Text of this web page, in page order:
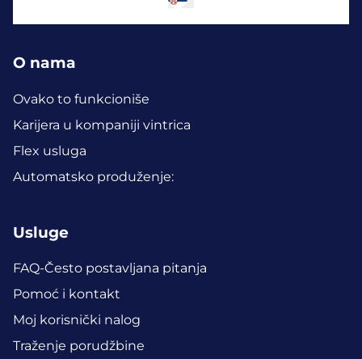
O nama
Ovako to funkcioniše
Karijera u kompaniji vintrica
Flex usluga
Automatsko produženje:
Usluge
FAQ-Često postavljana pitanja
Pomoć i kontakt
Moj korisnički nalog
Traženje porudžbine